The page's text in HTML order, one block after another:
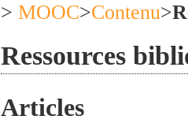
> MOOC>Contenu>
Ressources
Articles